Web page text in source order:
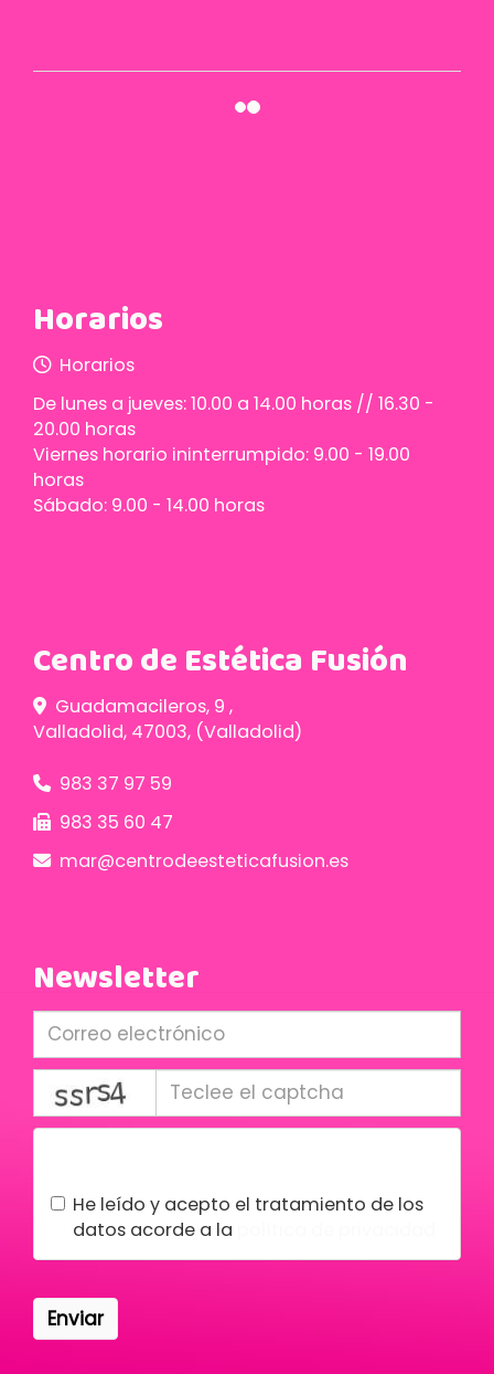
Horarios
Horarios
De lunes a jueves: 10.00 a 14.00 horas // 16.30 -
20.00 horas
Viernes horario ininterrumpido: 9.00 - 19.00
horas
Sábado: 9.00 - 14.00 horas
Centro de Estética Fusión
Guadamacileros, 9 ,
Valladolid, 47003, (Valladolid)
983 37 97 59
983 35 60 47
mar
centrodeesteticafusion.es
Newsletter
captcha
He leído y acepto el tratamiento de los
datos acorde a la
Enviar